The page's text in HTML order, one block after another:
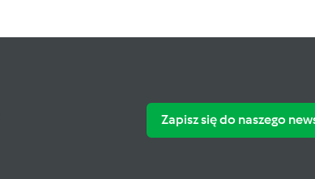
Zapisz się do naszego